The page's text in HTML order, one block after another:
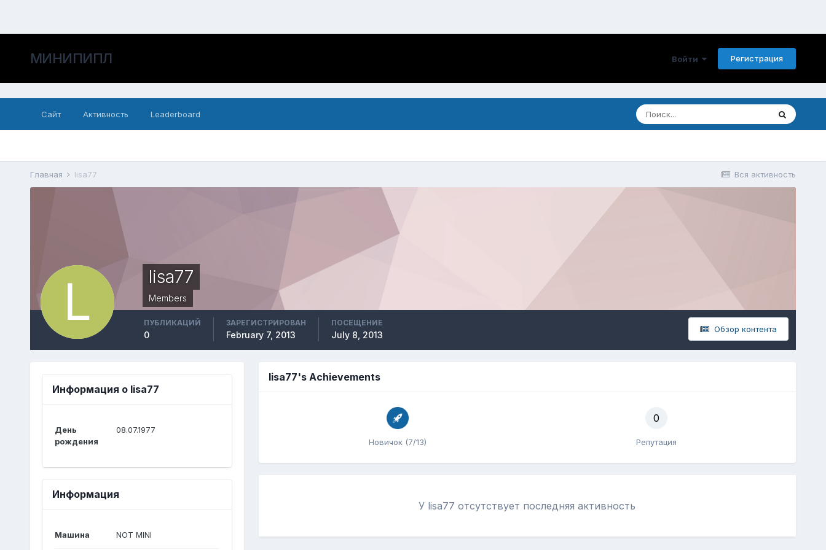
МИНИПИПЛ Войти Регистрация
Сайт Активность Leaderboard
Вся активность
Главная lisa77
lisa77
Members
Обзор контента
ПУБЛИКАЦИЙ
0
ЗАРЕГИСТРИРОВАН
February 7, 2013
ПОСЕЩЕНИЕ
July 8, 2013
Информация о lisa77
День
рождения
08.07.1977
Информация
Машина NOT MINI
lisa77's Achievements
Новичок (7/13)
0
Репутация
У lisa77 отсутствует последняя активность